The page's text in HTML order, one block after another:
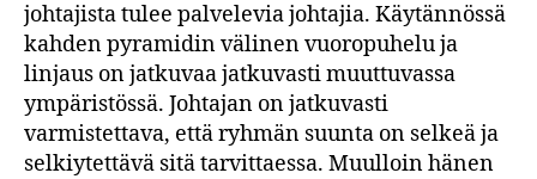
johtajista tulee palvelevia johtajia. Käytännössä
kahden pyramidin välinen vuoropuhelu ja
linjaus on jatkuvaa jatkuvasti muuttuvassa
ympäristössä. Johtajan on jatkuvasti
varmistettava, että ryhmän suunta on selkeä ja
selkiytettävä sitä tarvittaessa. Muulloin hänen